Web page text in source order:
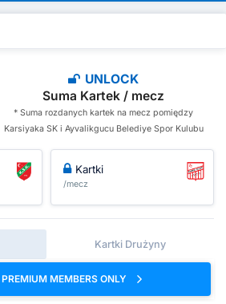
UNLOCK
Suma Kartek / mecz
* Suma rozdanych kartek na mecz pomiędzy
Karsiyaka SK i Ayvalikgucu Belediye Spor Kulubu
Kartki
/mecz
Kartki Drużyny
MEMBERS ONLY